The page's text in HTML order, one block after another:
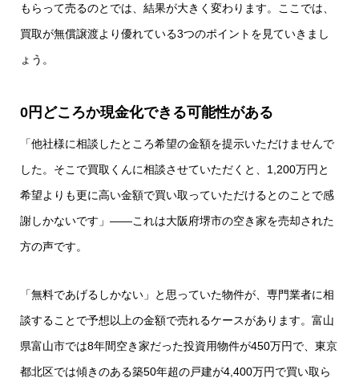
もらって売るのとでは、結果が大きく変わります。ここでは、
買取が無償譲渡より優れている3つのポイントを見ていきまし
ょう。
0円どころか現金化できる可能性がある
「他社様に相談したところ希望の金額を提示いただけませんで
した。そこで買取くんに相談させていただくと、1,200万円と
希望よりも更に高い金額で買い取っていただけるとのことで感
謝しかないです」――これは大阪府堺市の空き家を売却された
方の声です。
「無料であげるしかない」と思っていた物件が、専門業者に相
談することで予想以上の金額で売れるケースがあります。富山
県富山市では8年間空き家だった投資用物件が450万円で、東京
都北区では傾きのある築50年超の戸建が4,400万円で買い取ら